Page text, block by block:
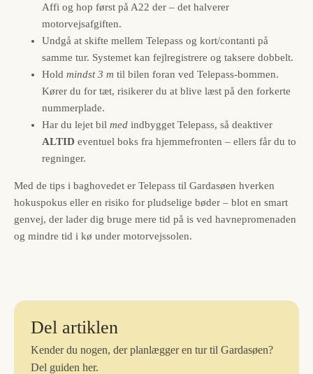
Affi og hop først på A22 der – det halverer
motorvejsafgiften.
Undgå at skifte mellem Telepass og kort/contanti på
samme tur. Systemet kan fejlregistrere og taksere dobbelt.
Hold mindst 3 m til bilen foran ved Telepass-bommen.
Kører du for tæt, risikerer du at blive læst på den forkerte
nummerplade.
Har du lejet bil med indbygget Telepass, så deaktiver
ALTID eventuel boks fra hjemmefronten – ellers får du to
regninger.
Med de tips i baghovedet er Telepass til Gardasøen hverken
hokuspokus eller en risiko for pludselige bøder – blot en smart
genvej, der lader dig bruge mere tid på is ved havnepromenaden
og mindre tid i kø under motorvejssolen.
Del artiklen
Kender du nogen, der planlægger en tur til Gardasøen?
Del guiden her.